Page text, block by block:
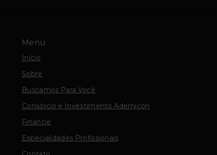
Menu
Início
Sobre
Buscamos Para Você
Consórcio e Investimento Ademicon
Financie
Especialidades Profissionais